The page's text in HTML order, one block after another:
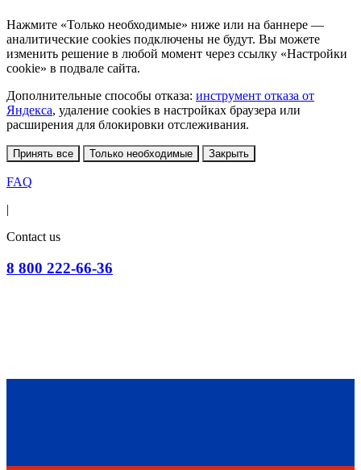
Нажмите «Только необходимые» ниже или на баннере —
аналитические cookies подключены не будут. Вы можете
изменить решение в любой момент через ссылку «Настройки
cookie» в подвале сайта.
Дополнительные способы отказа: инструмент отказа от
Яндекса, удаление cookies в настройках браузера или
расширения для блокировки отслеживания.
Принять все Только необходимые Закрыть
FAQ
|
Contact us
8 800 222-66-36